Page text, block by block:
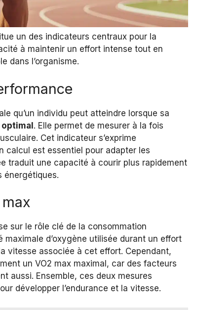
un des indicateurs centraux pour la
à maintenir un effort intense tout en
dans l’organisme.
qu’un individu peut atteindre lorsque sa
optimal. Elle permet de mesurer à la fois
Cet indicateur s’exprime
calcul est essentiel pour adapter les
traduit une capacité à courir plus rapidement
énergétiques.
sur le rôle clé de la consommation
maximale d’oxygène utilisée durant un effort
vitesse associée à cet effort. Cependant,
un VO2 max maximal, car des facteurs
aussi. Ensemble, ces deux mesures
développer l’endurance et la vitesse.